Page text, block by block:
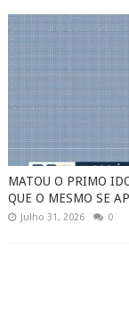
MATOU O PRIMO
QUE O MESMO SE
Julho 31, 2026 0